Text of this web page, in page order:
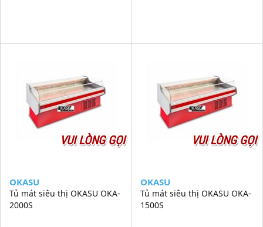
VUI LÒNG GỌI
OKASU
Tủ mát siêu thị OKASU OKA-
2000S
VUI LÒNG GỌI
OKASU
Tủ mát siêu thị OKASU OKA-
1500S